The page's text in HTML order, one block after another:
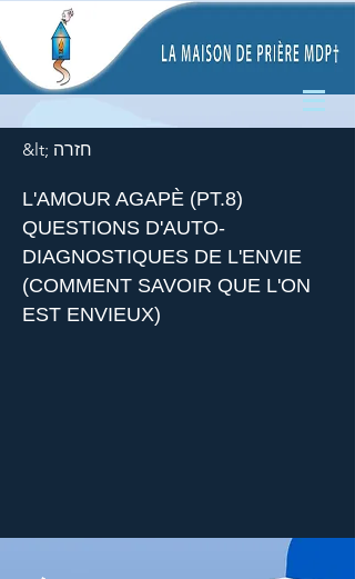
&lt; חזרה
L'AMOUR AGAPÈ (PT.8)
QUESTIONS D'AUTO-
DIAGNOSTIQUES DE L'ENVIE
(COMMENT SAVOIR QUE L'ON
EST ENVIEUX)